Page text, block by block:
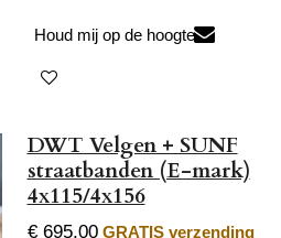
Houd mij op de hoogte
DWT Velgen + SUNF
straatbanden (E-mark)
4x115/4x156
€ 695,00 GRATIS verzending